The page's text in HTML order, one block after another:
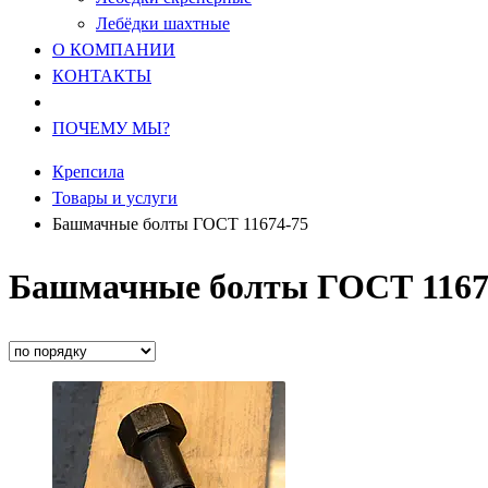
Лебёдки шахтные
О КОМПАНИИ
КОНТАКТЫ
ПОЧЕМУ МЫ?
Крепсила
Товары и услуги
Башмачные болты ГОСТ 11674-75
Башмачные болты ГОСТ